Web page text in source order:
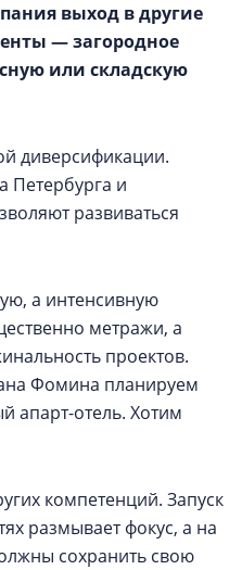
выход в другие
— загородное
или складскую
диверсификации.
Петербурга и
развиваться
а интенсивную
метражи, а
проектов.
Фомина планируем
апарт-отель. Хотим
компетенций. Запуск
размывает фокус, а на
сохранить свою